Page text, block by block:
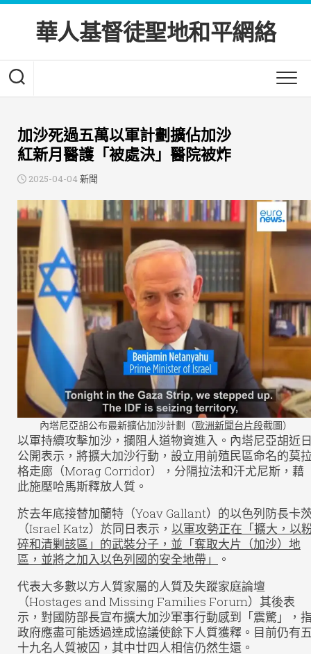
Skip
content華人基督徒聖地和平網絡
加沙死過五萬以軍計劃擴佔加沙
紅新月醫護「被處決」醫院被炸
2025-04-04 新聞
內塔尼亞胡公布最新擴佔加沙計劃（歐洲新聞台片段截圖）
以軍持續攻擊加沙，攔阻人道物資進入。內塔尼亞胡近
公開表示，將擴大加沙行動，設立用前殖民區命名的莫
格走廊（Morag Corridor），分隔拉法和汗尤尼斯，藉
此施壓哈馬斯釋放人質。
於去年底接替加蘭特（Yoav Gallant）的以色列防長卡
（Israel Katz）於同日表示， 以軍攻勢正在「擴大，以
碎和清剿該區」的武裝分子，並「奪取大片（加沙）地
區，並將之加入以色列國的安全地帶」
。
代表大多數以方人質家屬的人質及失蹤家庭論壇
（Hostages and Missing Families Forum）其後表
示，對國防部長宣布擴大加沙軍事行動感到「震驚」，
政府應盡可能透過達成協議使餘下人質獲釋。目前仍有
十九名人質被囚，其中廿四人相信仍然生還。